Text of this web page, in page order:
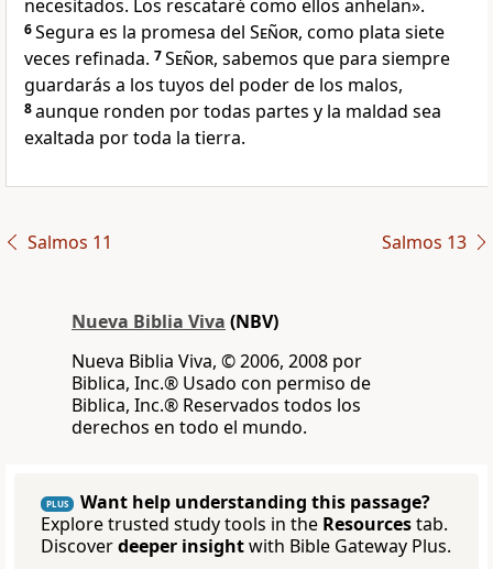
necesitados. Los rescataré como ellos anhelan».
6Segura es la promesa del Señor, como plata siete
veces refinada. 7Señor, sabemos que para siempre
guardarás a los tuyos del poder de los malos,
8aunque ronden por todas partes y la maldad sea
exaltada por toda la tierra.
Salmos 11 Salmos 13
Nueva Biblia Viva (NBV)
Nueva Biblia Viva, © 2006, 2008 por
Biblica, Inc.® Usado con permiso de
Biblica, Inc.® Reservados todos los
derechos en todo el mundo.
PLUS
Want help understanding this passage?
Explore trusted study tools in the Resourcestab.
Discoverdeeper insightwith Bible Gateway Plus.